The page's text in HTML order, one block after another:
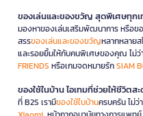
ของเล่นและของขวัญ สุดพิเศษทุก
มองหาของเล่นเสริมพัฒนาการ หรือ
สรรของเล่นและของขวัญหลากหลาย
และรอยยิ้มให้กับคนพิเศษของคุณ ไม่ว่
FRIENDS หรือเกมจดหมายรักSIAM
ของใช้ในบ้าน ไอเทมที่ช่วยให้ชีวิตส
ที่ B2S เรามีของใช้ในบ้านครบครัน ไม่ว่